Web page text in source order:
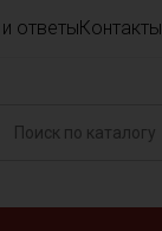
ответыКонтакты